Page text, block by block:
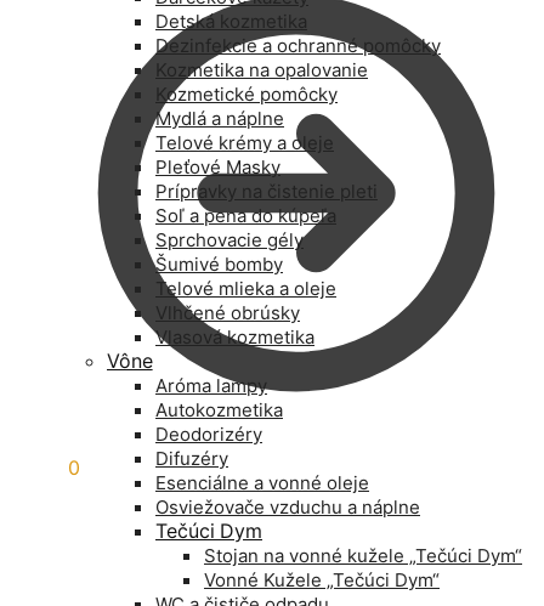
0
Detská kozmetika
Dezinfekcie a ochranné pomôcky
Kozmetika na opalovanie
Kozmetické pomôcky
Mydlá a náplne
Telové krémy a oleje
Pleťové Masky
Prípravky na čistenie pleti
Soľ a pena do kúpeľa
Sprchovacie gély
Šumivé bomby
Telové mlieka a oleje
Vlhčené obrúsky
Vlasová kozmetika
Vône
Aróma lampy
Autokozmetika
Deodorizéry
Difuzéry
Esenciálne a vonné oleje
Osviežovače vzduchu a náplne
Tečúci Dym
Stojan na vonné kužele „Tečúci Dym“
Vonné Kužele „Tečúci Dym“